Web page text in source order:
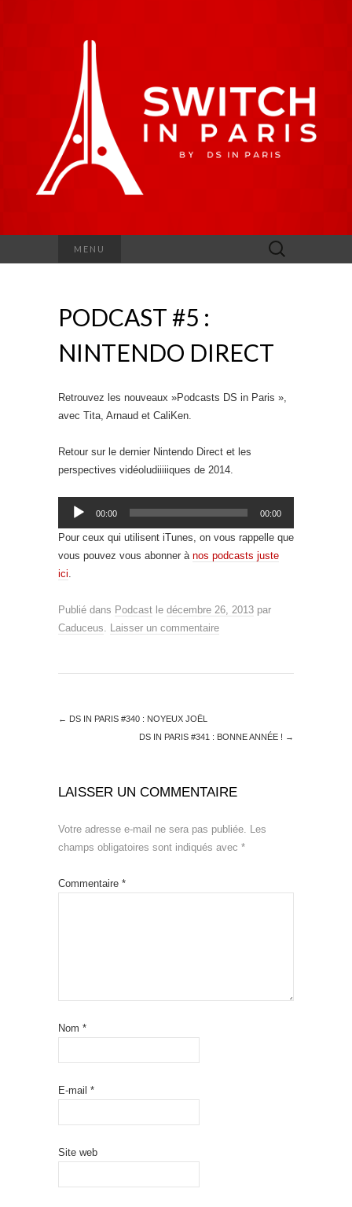
MENU Rechercher :
PODCAST #5 :
NINTENDO DIRECT
Retrouvez les nouveaux »Podcasts DS in Paris »,
avec Tita, Arnaud et CaliKen.
Retour sur le dernier Nintendo Direct et les
perspectives vidéoludiiiiiques de 2014.
Lecteur
00:00 00:00
Pour ceux qui utilisent iTunes, on vous rappelle que
vous pouvez vous abonner à nos podcasts juste
ici
Publié dans Podcast le décembre 26, 2013 par
Caduceus
Laisser un commentaire
← DS IN PARIS #340 : NOYEUX JOËL
DS IN PARIS #341 : BONNE ANNÉE ! →
LAISSER UN COMMENTAIRE
Votre adresse e-mail ne sera pas publiée.
Les
champs obligatoires sont indiqués avec *
Commentaire *
Nom *
E-mail *
Site web